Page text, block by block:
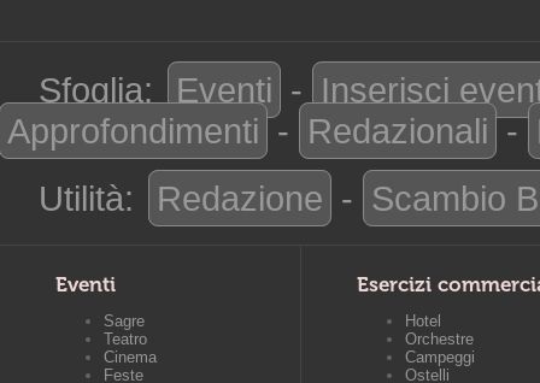
Sfoglia: Eventi - Inserisci
Approfondimenti - Redazionali -
Utilità:
Redazione - Scambio
Eventi
Sagre
Teatro
Cinema
Feste
Esercizi
Hotel
Orchestre
Campeggi
Ostelli